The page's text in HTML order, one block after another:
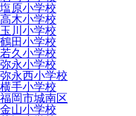
塩原小学校
高木小学校
玉川小学校
鶴田小学校
若久小学校
弥永小学校
弥永西小学校
横手小学校
福岡市城南区
金山小学校